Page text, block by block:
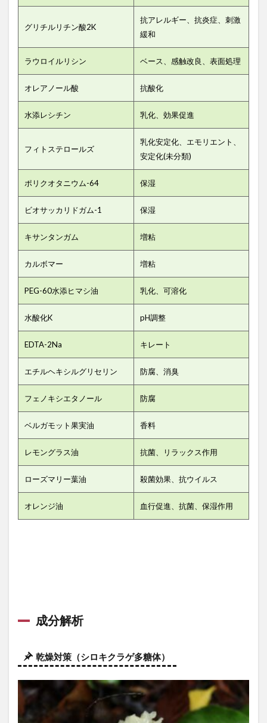
グリチルリチン酸2K
抗アレルギー、抗炎症、刺激
緩和
ラウロイルリシン ベース、感触改良、表面処理
オレアノール酸 抗酸化
水添レシチン 乳化、効果促進
フィトステロールズ
乳化安定化、エモリエント、
安定化(未分類)
ポリクオタニウム-64 保湿
ビオサッカリドガム-1 保湿
キサンタンガム 増粘
カルボマー 増粘
PEG-60水添ヒマシ油 乳化、可溶化
水酸化K pH調整
EDTA-2Na キレート
エチルヘキシルグリセリン 防腐、消臭
フェノキシエタノール 防腐
ベルガモット果実油 香料
レモングラス油 抗菌、リラックス作用
ローズマリー葉油 殺菌効果、抗ウイルス
オレンジ油 血行促進、抗菌、保湿作用
成分解析
乾燥対策（シロキクラゲ多糖体）